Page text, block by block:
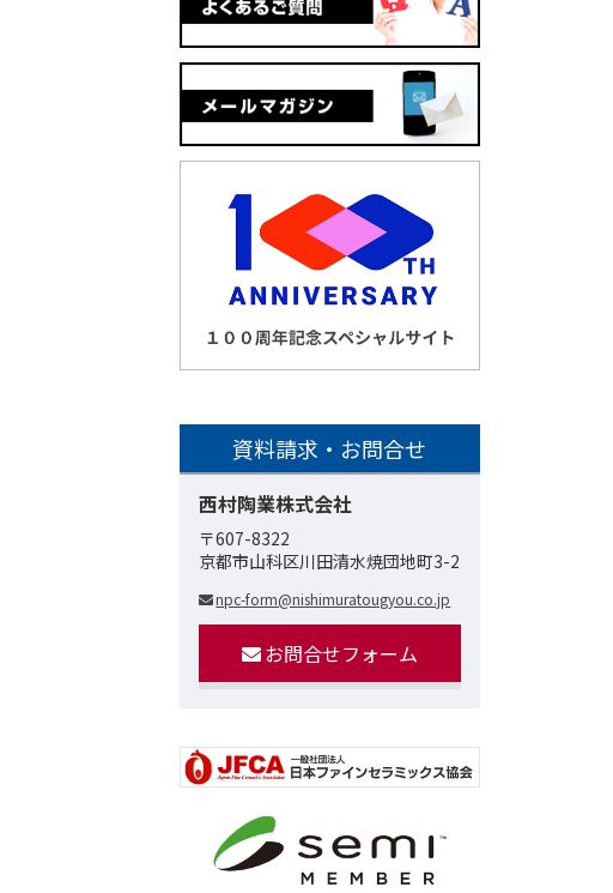
資料請求・お問合せ
西村陶業株式会社
〒607-8322
京都市山科区川田清水焼団地町3-2
npc-form@nishimuratougyou.co.jp
お問合せフォーム